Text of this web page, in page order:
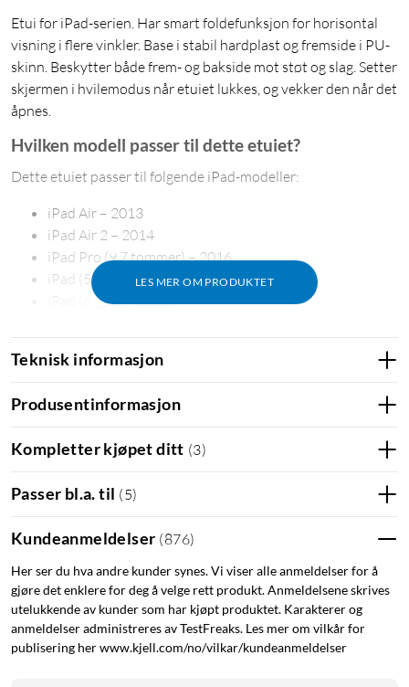
Etui for iPad-serien. Har smart foldefunksjon for horisontal
visning i flere vinkler. Base i stabil hardplast og fremside i PU-
skinn. Beskytter både frem- og bakside mot støt og slag. Setter
skjermen i hvilemodus når etuiet lukkes, og vekker den når det
åpnes.
LES MER OM PRODUKTET
Hvilken modell passer til dette etuiet?
Dette etuiet passer til følgende iPad-modeller:
iPad Air – 2013
iPad Air 2 – 2014
iPad Pro (9,7 tommer) – 2016
iPad (5. gen.) – 2017
iPad (6. gen.) – 2018
A1474
Teknisk informasjon
Produsentinformasjon
Kompletter kjøpet ditt (3)
Passer bl.a. til (5)
Kundeanmeldelser (876)
Her ser du hva andre kunder synes. Vi viser alle anmeldelser for å
gjøre det enklere for deg å velge rett produkt. Anmeldelsene skrives
utelukkende av kunder som har kjøpt produktet. Karakterer og
anmeldelser administreres av TestFreaks. Les mer om vilkår for
publisering her www.kjell.com/no/vilkar/kundeanmeldelser